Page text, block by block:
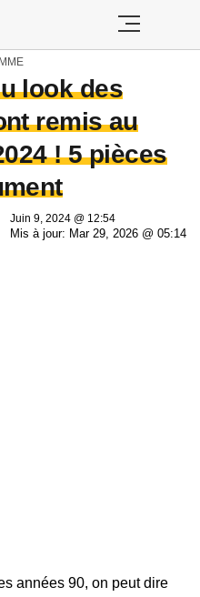
look des
remis au
! 5 pièces
Juin 9, 2024 @ 12:54
Mis à jour: Mar 29, 2026 @ 05:14
années 90, on peut dire